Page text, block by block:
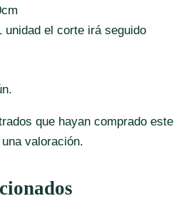
unidad el corte irá seguido
que hayan comprado este
valoración.